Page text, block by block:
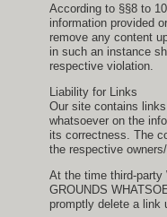
According to §§8 to
information provided
remove any content
in such an instance
respective violation.
Liability for Links
Our site contains
whatsoever on the
its correctness. The
the respective
At the time third-party
GROUNDS
promptly delete a link